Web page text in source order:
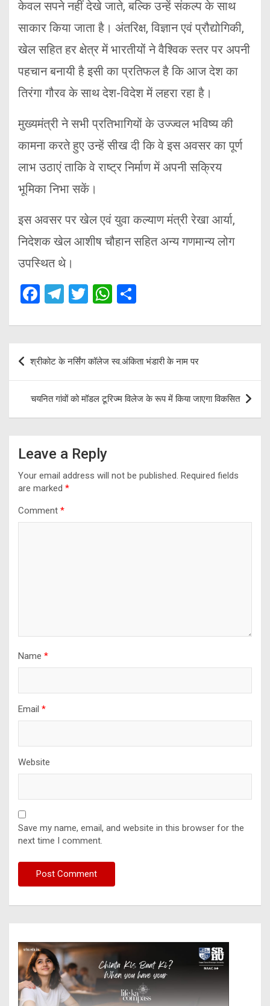
केवल सपने नहीं देखे जाते, बल्कि उन्हें संकल्प के साथ
साकार किया जाता है। अंतरिक्ष, विज्ञान एवं प्रौद्योगिकी,
खेल सहित हर क्षेत्र में भारतीयों ने वैश्विक स्तर पर अपनी
पहचान बनायी है इसी का प्रतिफल है कि आज देश का
तिरंगा गौरव के साथ देश-विदेश में लहरा रहा है।
मुख्यमंत्री ने सभी प्रतिभागियों के उज्ज्वल भविष्य की
कामना करते हुए उन्हें सीख दी कि वे इस अवसर का पूर्ण
लाभ उठाएं ताकि वे राष्ट्र निर्माण में अपनी सक्रिय
भूमिका निभा सकें।
इस अवसर पर खेल एवं युवा कल्याण मंत्री रेखा आर्या,
निदेशक खेल आशीष चौहान सहित अन्य गणमान्य लोग
उपस्थित थे।
F
ce
b
o
o
k
T
e
gr
a
m
T
tt
er
W
at
A
p
p
ar
Post
navigation
श्रीकोट के नर्सिंग कॉलेज स्व.अंकिता भंडारी के नाम पर
चयनित गांवों को मॉडल टूरिज्म विलेज के रूप में किया जाएगा विकसित
Leave a Reply
Your email address will not be published. Required fields
are marked *
Comment *
Name *
Email *
Website
Save my name, email, and website in this browser for the
next time I comment.